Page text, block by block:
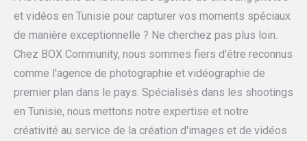
et vidéos en Tunisie pour capturer vos moments spéciaux
de manière exceptionnelle ? Ne cherchez pas plus loin.
Chez BOX Community, nous sommes fiers d'être reconnus
comme l'agence de photographie et vidéographie de
premier plan dans le pays. Spécialisés dans les shootings
en Tunisie, nous mettons notre expertise et notre
créativité au service de la création d'images et de vidéos